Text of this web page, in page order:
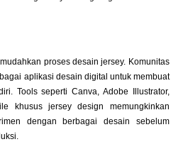
proses desain jersey. Komunitas
aplikasi desain digital untuk membuat
Tools seperti Canva, Adobe Illustrator,
khusus jersey design memungkinkan
dengan berbagai desain sebelum